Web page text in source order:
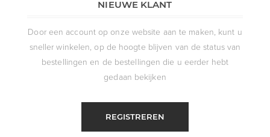
NIEUWE KLANT
Door een account op onze website aan te maken, kunt u
sneller winkelen, op de hoogte blijven van de status van
bestellingen en de bestellingen die u eerder hebt
gedaan bekijken
REGISTREREN